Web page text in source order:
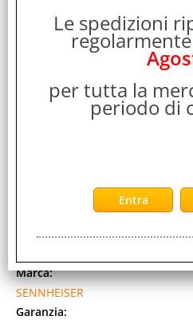
WIRELESS TECNOLOGIA
Cod. art.:
Marca:
SENNHEISER
Garanzia:
Le spedizioni
regolarmente
per tutta la
periodo di